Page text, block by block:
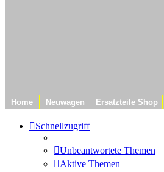
Home Neuwagen Ersatzteile Shop
Schnellzugriff
Unbeantwortete Themen
Aktive Themen